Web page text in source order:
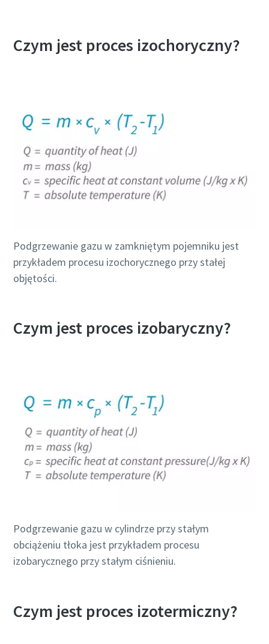
Czym jest proces izochoryczny?
Podgrzewanie gazu w zamkniętym pojemniku jest
przykładem procesu izochorycznego przy stałej
objętości.
Czym jest proces izobaryczny?
Podgrzewanie gazu w cylindrze przy stałym
obciążeniu tłoka jest przykładem procesu
izobarycznego przy stałym ciśnieniu.
Czym jest proces izotermiczny?